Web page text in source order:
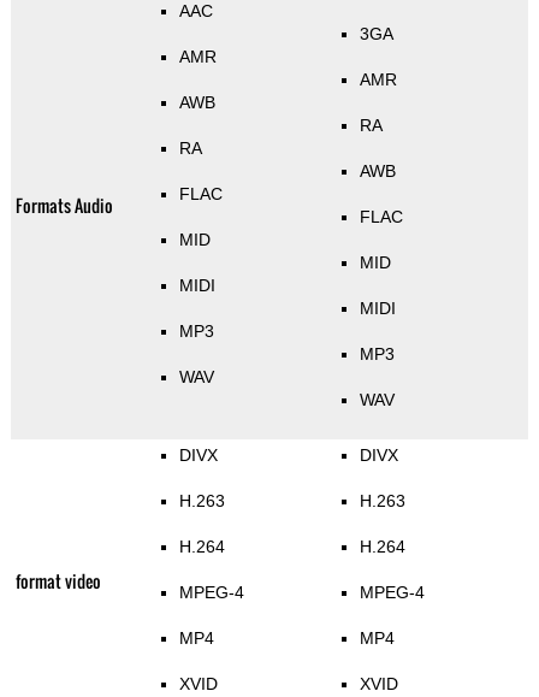
Formats Audio
AAC
AMR
AWB
RA
FLAC
MID
MIDI
MP3
WAV
3GA
AMR
RA
AWB
FLAC
MID
MIDI
MP3
WAV
format video
DIVX
H.263
H.264
MPEG-4
MP4
XVID
DIVX
H.263
H.264
MPEG-4
MP4
XVID